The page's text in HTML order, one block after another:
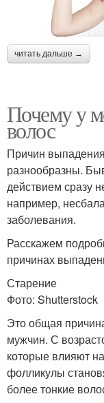
читать дальше →
Почему у
волос
Причин
разнообразны.
действием сразу
например,
заболевания.
Расскажем
причинах
Старение
Фото: Shutterstock
Это общая
мужчин. С
которые влияют
фолликулы
более тонкие